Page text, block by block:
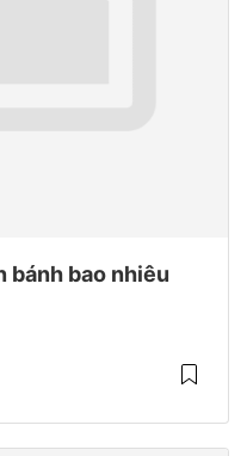
bánh bao nhiêu